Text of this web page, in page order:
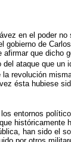
en el poder
gobierno de
que dicho
ataque que
revolución
ésta hubiese
entornos
históricamente
han sido el